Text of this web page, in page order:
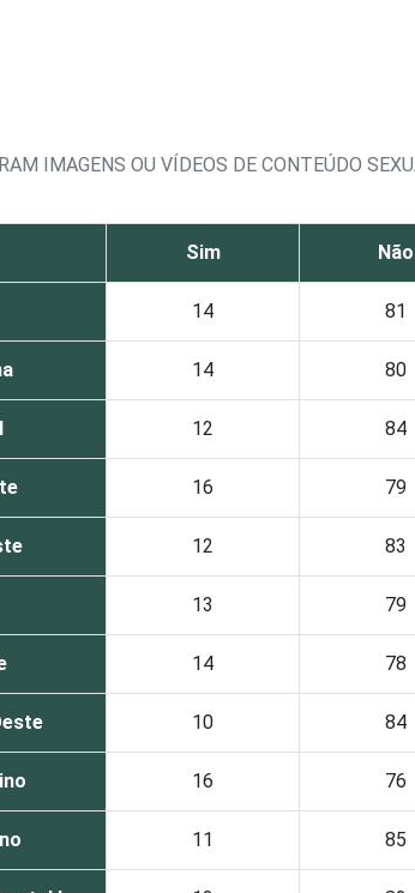
IMAGENS OU VÍDEOS DE CONTEÚDO
Sim Não
14 81
14 80
12 84
16 79
12 83
13 79
14 78
10 84
16 76
11 85